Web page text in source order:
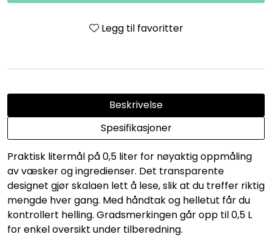
Legg til favoritter
Beskrivelse
Spesifikasjoner
Praktisk litermål på 0,5 liter for nøyaktig oppmåling
av væsker og ingredienser. Det transparente
designet gjør skalaen lett å lese, slik at du treffer riktig
mengde hver gang. Med håndtak og helletut får du
kontrollert helling. Gradsmerkingen går opp til 0,5 L
for enkel oversikt under tilberedning.